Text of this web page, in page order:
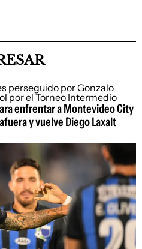
enfrentar a Montevideo City
y vuelve Diego Laxalt